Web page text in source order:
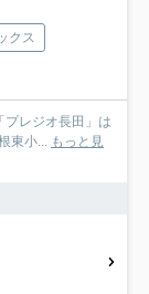
クス
プレジオ長田」は
東小... もっと見